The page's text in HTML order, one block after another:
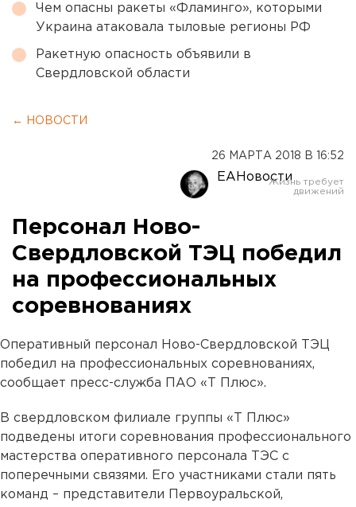
Чем опасны ракеты «Фламинго», которыми
Украина атаковала тыловые регионы РФ
Ракетную опасность объявили в
Свердловской области
← НОВОСТИ
26 МАРТА 2018 В 16:52
ЕАНовости
Персонал Ново-
Свердловской ТЭЦ победил
на профессиональных
соревнованиях
Оперативный персонал Ново-Свердловской ТЭЦ
победил на профессиональных соревнованиях,
сообщает пресс-служба ПАО «Т Плюс».
В свердловском филиале группы «Т Плюс»
подведены итоги соревнования профессионального
мастерства оперативного персонала ТЭС с
поперечными связями. Его участниками стали пять
команд – представители Первоуральской,